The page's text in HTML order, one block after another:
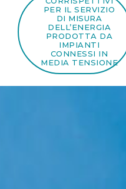
PER IL SERVIZIO
DI MISURA
DELL’ENERGIA
PRODOTTA DA
IMPIANTI
CONNESSI IN
MEDIA TENSIONE